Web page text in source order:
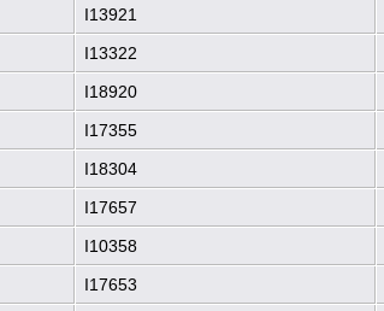
I13921
I13322
I18920
I17355
I18304
I17657
I10358
I17653